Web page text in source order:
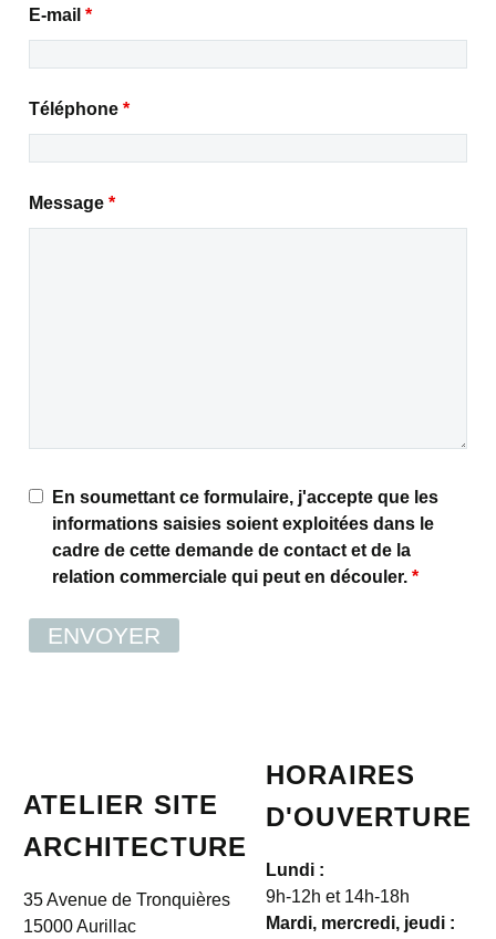
E-mail *
Téléphone *
Message *
En soumettant ce formulaire, j'accepte que les
informations saisies soient exploitées dans le
cadre de cette demande de contact et de la
relation commerciale qui peut en découler. *
ATELIER SITE
ARCHITECTURE
35 Avenue de Tronquières
15000 Aurillac
HORAIRES
D'OUVERTURE
Lundi :
9h-12h et 14h-18h
Mardi, mercredi, jeudi :